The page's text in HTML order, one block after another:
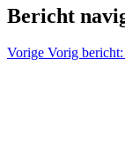
Bericht
Vorige Vorig bericht: